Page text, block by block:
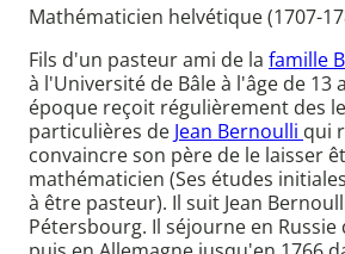
Mathématicien helvétique (1707-
Fils d'un pasteur ami de la famille
à l'Université de Bâle à l'âge de 13
époque reçoit régulièrement des
particulières de Jean Bernoulli qui
convaincre son père de le laisser
mathématicien (Ses études
à être pasteur). Il suit Jean
Pétersbourg. Il séjourne en Russie